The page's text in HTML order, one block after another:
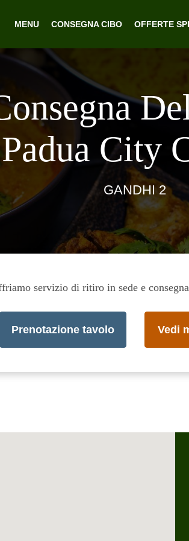
MENU CONSEGNA CIBO OFFERTE
Padua City
GANDHI 2
servizio di ritiro in sede e
Prenotazione tavolo Vedi